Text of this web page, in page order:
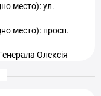
место): ул.
место): просп.
Олексія
Центральный